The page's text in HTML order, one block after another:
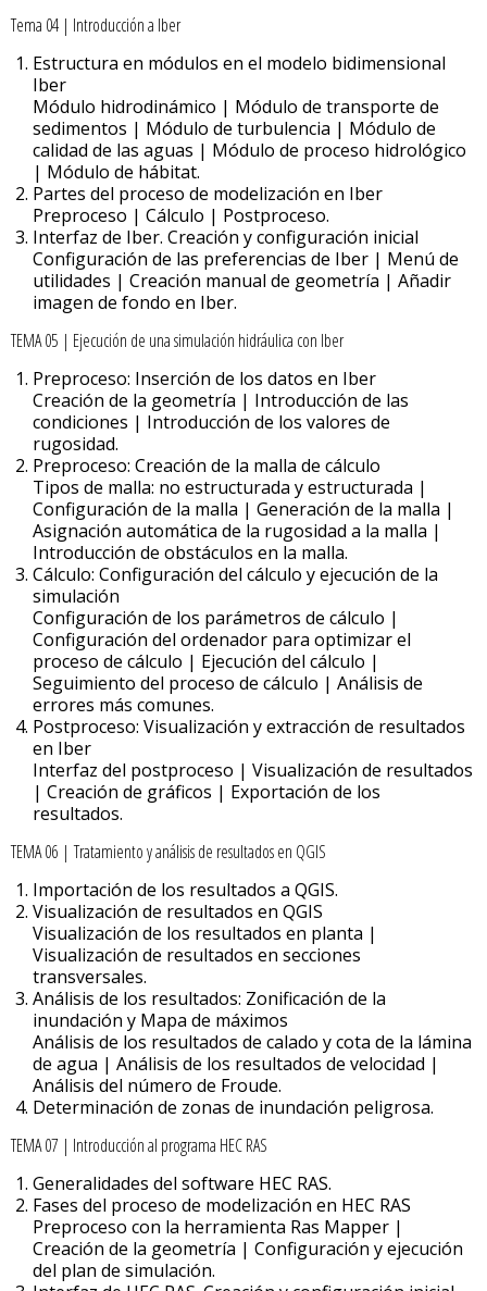
Tema 04 | Introducción a Iber
Estructura en módulos en el modelo bidimensional
Iber
Módulo hidrodinámico | Módulo de transporte de
sedimentos | Módulo de turbulencia | Módulo de
calidad de las aguas | Módulo de proceso hidrológico
| Módulo de hábitat.
Partes del proceso de modelización en Iber
Preproceso | Cálculo | Postproceso.
Interfaz de Iber. Creación y configuración inicial
Configuración de las preferencias de Iber | Menú de
utilidades | Creación manual de geometría | Añadir
imagen de fondo en Iber.
TEMA 05 | Ejecución de una simulación hidráulica con Iber
Preproceso: Inserción de los datos en Iber
Creación de la geometría | Introducción de las
condiciones | Introducción de los valores de
rugosidad.
Preproceso: Creación de la malla de cálculo
Tipos de malla: no estructurada y estructurada |
Configuración de la malla | Generación de la malla |
Asignación automática de la rugosidad a la malla |
Introducción de obstáculos en la malla.
Cálculo: Configuración del cálculo y ejecución de la
simulación
Configuración de los parámetros de cálculo |
Configuración del ordenador para optimizar el
proceso de cálculo | Ejecución del cálculo |
Seguimiento del proceso de cálculo | Análisis de
errores más comunes.
Postproceso: Visualización y extracción de resultados
en Iber
Interfaz del postproceso | Visualización de resultados
| Creación de gráficos | Exportación de los
resultados.
TEMA 06 | Tratamiento y análisis de resultados en QGIS
Importación de los resultados a QGIS.
Visualización de resultados en QGIS
Visualización de los resultados en planta |
Visualización de resultados en secciones
transversales.
Análisis de los resultados: Zonificación de la
inundación y Mapa de máximos
Análisis de los resultados de calado y cota de la lámina
de agua | Análisis de los resultados de velocidad |
Análisis del número de Froude.
Determinación de zonas de inundación peligrosa.
TEMA 07 | Introducción al programa HEC RAS
Generalidades del software HEC RAS.
Fases del proceso de modelización en HEC RAS
Preproceso con la herramienta Ras Mapper |
Creación de la geometría | Configuración y ejecución
del plan de simulación.